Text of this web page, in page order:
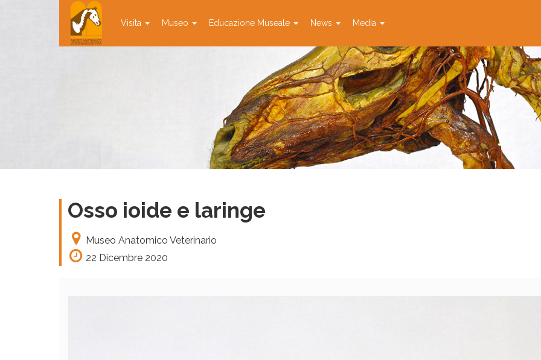
Visita Museo Educazione Museale News Media
Osso ioide e laringe
Museo Anatomico Veterinario
22 Dicembre 2020